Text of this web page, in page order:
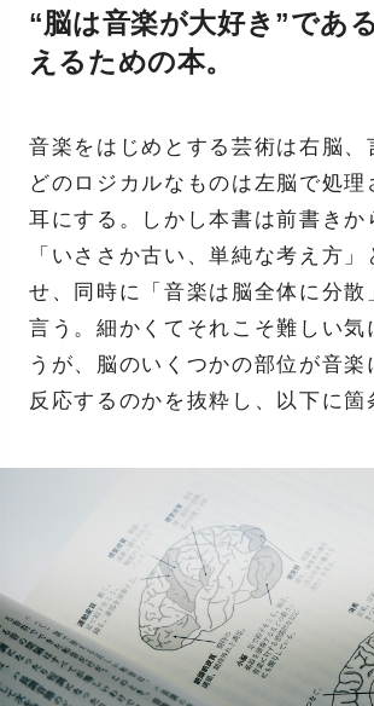
“脳は音楽が大好き”であ
えるための本。
音楽をはじめとする芸術は右脳、
どのロジカルなものは左脳で処理
耳にする。しかし本書は前書きか
「いささか古い、単純な考え方
せ、同時に「音楽は脳全体に分散
言う。細かくてそれこそ難しい気
うが、脳のいくつかの部位が音楽
反応するのかを抜粋し、以下に箇